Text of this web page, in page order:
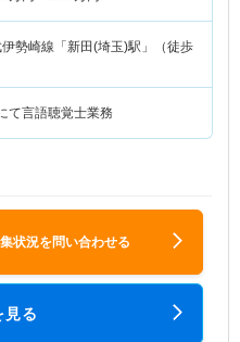
勢崎線「新田(埼玉)駅」（徒歩
て言語聴覚士業務
状況を問い合わせる
見る